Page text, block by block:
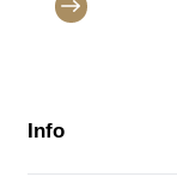
Info